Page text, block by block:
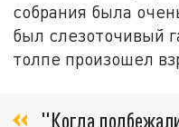
собрания была
был слезоточивый
толпе произошел
"Когда